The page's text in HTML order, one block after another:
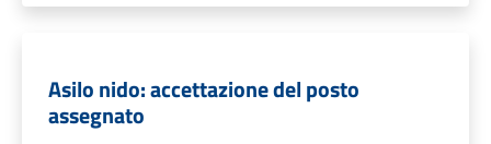
Asilo nido: accettazione del posto
assegnato